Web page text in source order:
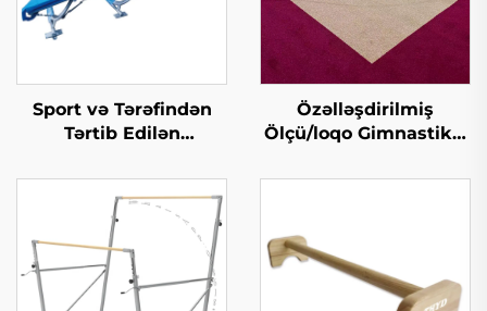
Sport və Tərəfindən
Tərtib Edilən
Səviyyəli Gimnastika
İki Mini Trampolin
Özəlləşdirilmiş
Ölçü/loqo Gimnastika,
Tədbir Üçün Tırmanma